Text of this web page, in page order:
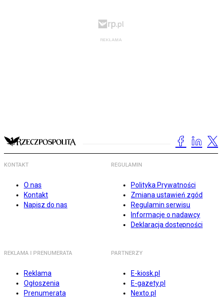
KONTAKT
O nas
Kontakt
Napisz do nas
REGULAMIN
Polityka Prywatności
Zmiana ustawień zgód
Regulamin serwisu
Informacje o nadawcy
Deklaracja dostępności
REKLAMA I PRENUMERATA
Reklama
Ogłoszenia
Prenumerata
PARTNERZY
E-kiosk.pl
E-gazety.pl
Nexto.pl